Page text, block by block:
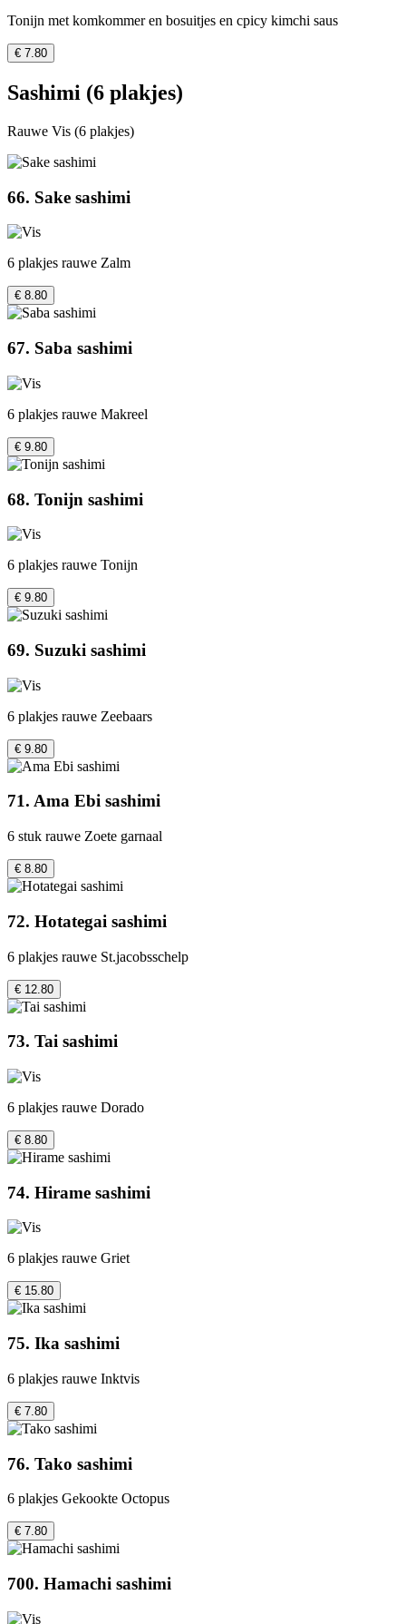
Tonijn met komkommer en bosuitjes en cpicy kimchi saus
€ 7.80
Sashimi (6 plakjes)
Rauwe Vis (6 plakjes)
66. Sake sashimi
6 plakjes rauwe Zalm
€ 8.80
67. Saba sashimi
6 plakjes rauwe Makreel
€ 9.80
68. Tonijn sashimi
6 plakjes rauwe Tonijn
€ 9.80
69. Suzuki sashimi
6 plakjes rauwe Zeebaars
€ 9.80
71. Ama Ebi sashimi
6 stuk rauwe Zoete garnaal
€ 8.80
72. Hotategai sashimi
6 plakjes rauwe St.jacobsschelp
€ 12.80
73. Tai sashimi
6 plakjes rauwe Dorado
€ 8.80
74. Hirame sashimi
6 plakjes rauwe Griet
€ 15.80
75. Ika sashimi
6 plakjes rauwe Inktvis
€ 7.80
76. Tako sashimi
6 plakjes Gekookte Octopus
€ 7.80
700. Hamachi sashimi